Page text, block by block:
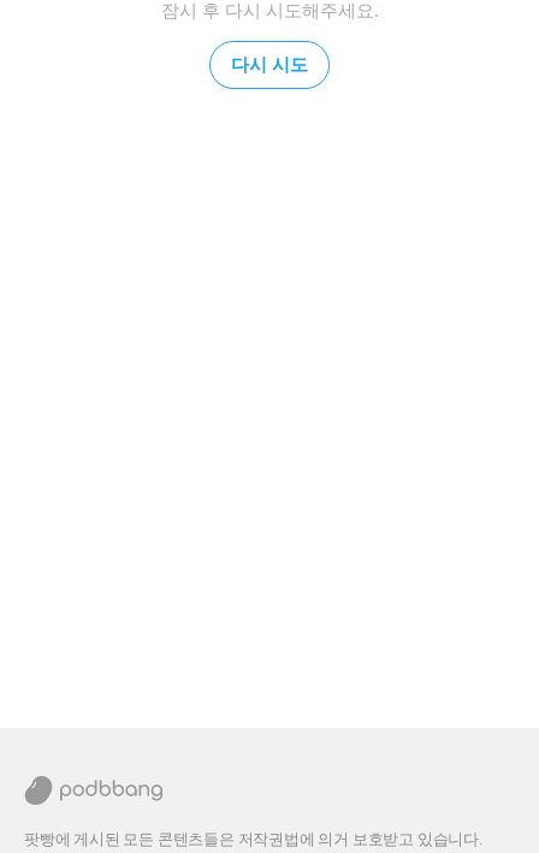
잠시 후 다시 시도해주세요.
다시 시도
팟빵에 게시된 모든 콘텐츠들은 저작권법에 의거 보호받고 있습니다.